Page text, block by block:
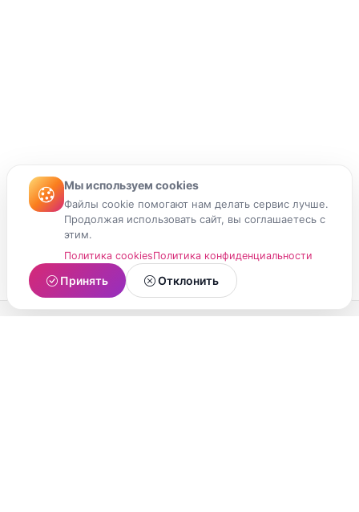
Мы используем cookies
Файлы cookie помогают нам делать сервис лучше.
Продолжая использовать сайт, вы соглашаетесь с
этим.
Политика cookiesПолитика конфиденциальности
Принять Отклонить